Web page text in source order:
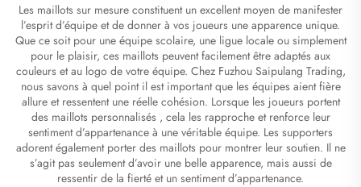
Les maillots sur mesure constituent un excellent moyen de manifester
l’esprit d’équipe et de donner à vos joueurs une apparence unique.
Que ce soit pour une équipe scolaire, une ligue locale ou simplement
pour le plaisir, ces maillots peuvent facilement être adaptés aux
couleurs et au logo de votre équipe. Chez Fuzhou Saipulang Trading,
nous savons à quel point il est important que les équipes aient fière
allure et ressentent une réelle cohésion. Lorsque les joueurs portent
des maillots personnalisés , cela les rapproche et renforce leur
sentiment d’appartenance à une véritable équipe. Les supporters
adorent également porter des maillots pour montrer leur soutien. Il ne
s’agit pas seulement d’avoir une belle apparence, mais aussi de
ressentir de la fierté et un sentiment d’appartenance.